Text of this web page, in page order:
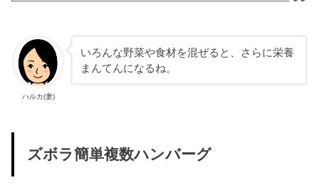
ハルカ(妻)
いろんな野菜や食材を混ぜると、さらに栄養
まんてんになるね。
ズボラ簡単複数ハンバーグ